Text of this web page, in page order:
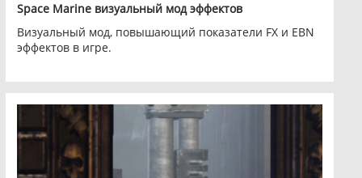
Space Marine визуальный мод эффектов
Визуальный мод, повышающий показатели FX и EBN
эффектов в игре.